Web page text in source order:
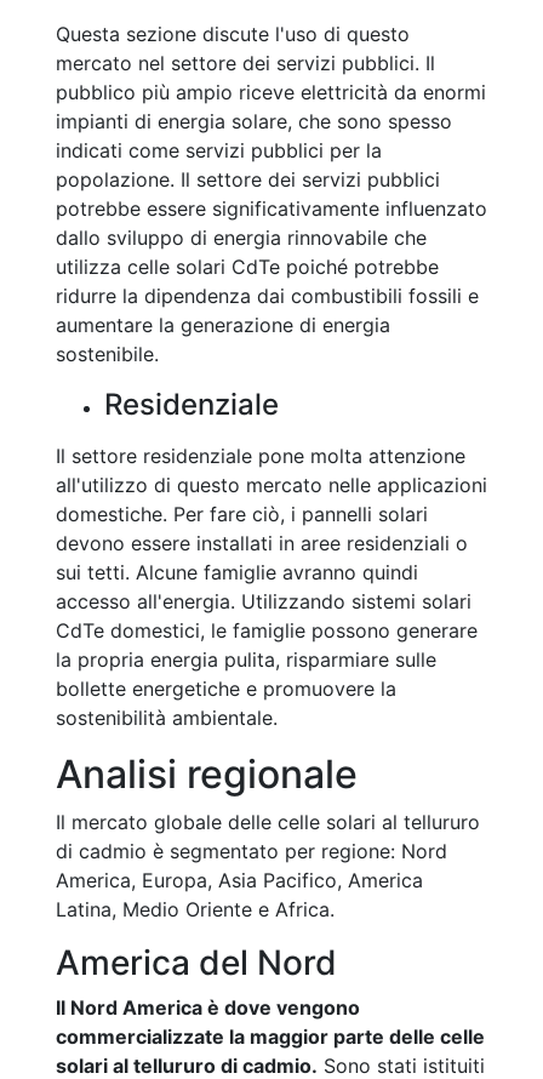
Questa sezione discute l'uso di questo
mercato nel settore dei servizi pubblici. Il
pubblico più ampio riceve elettricità da enormi
impianti di energia solare, che sono spesso
indicati come servizi pubblici per la
popolazione. Il settore dei servizi pubblici
potrebbe essere significativamente influenzato
dallo sviluppo di energia rinnovabile che
utilizza celle solari CdTe poiché potrebbe
ridurre la dipendenza dai combustibili fossili e
aumentare la generazione di energia
sostenibile.
Residenziale
Il settore residenziale pone molta attenzione
all'utilizzo di questo mercato nelle applicazioni
domestiche. Per fare ciò, i pannelli solari
devono essere installati in aree residenziali o
sui tetti. Alcune famiglie avranno quindi
accesso all'energia. Utilizzando sistemi solari
CdTe domestici, le famiglie possono generare
la propria energia pulita, risparmiare sulle
bollette energetiche e promuovere la
sostenibilità ambientale.
Analisi regionale
Il mercato globale delle celle solari al tellururo
di cadmio è segmentato per regione: Nord
America, Europa, Asia Pacifico, America
Latina, Medio Oriente e Africa.
America del Nord
Il Nord America è dove vengono
commercializzate la maggior parte delle celle
solari al tellururo di cadmio. Sono stati istituiti